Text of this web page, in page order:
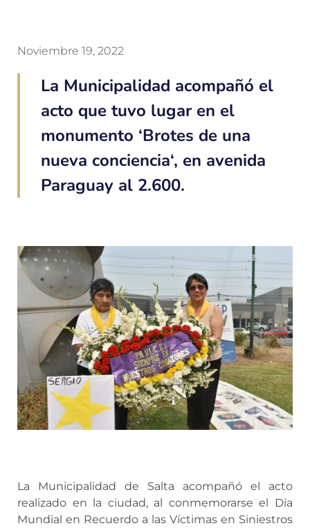
Noviembre 19, 2022
La Municipalidad acompañó el
acto que tuvo lugar en el
monumento ‘Brotes de una
nueva conciencia‘, en avenida
Paraguay al 2.600.
La Municipalidad de Salta acompañó el acto
realizado en la ciudad, al conmemorarse el Día
Mundial en Recuerdo a las Víctimas en Siniestros